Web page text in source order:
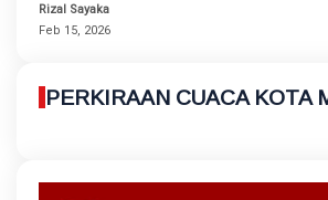
Rizal Sayaka
Feb 15, 2026
PERKIRAAN CUACA KOTA